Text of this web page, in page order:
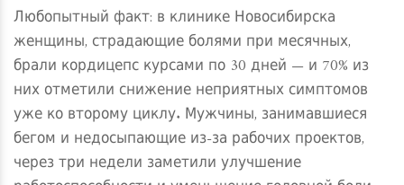
Любопытный факт: в клинике Новосибирска
женщины, страдающие болями при месячных,
брали кордицепс курсами по 30 дней — и 70% из
них отметили снижение неприятных симптомов
уже ко второму циклу. Мужчины, занимавшиеся
бегом и недосыпающие из-за рабочих проектов,
через три недели заметили улучшение